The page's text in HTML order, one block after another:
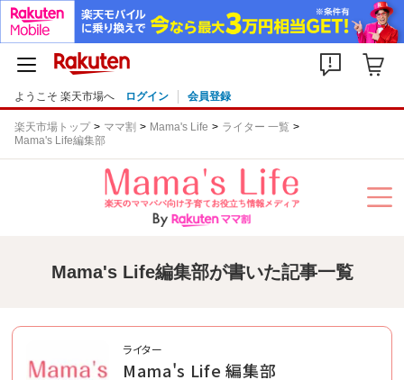
ようこそ 楽天市場へ ログイン 会員登録
楽天市場トップ ママ割 Mama's Life
ライター 一覧
Mama's Life編集部
Mama's Life編集部が書いた記事一覧
ライター
Mama's Life 編集部